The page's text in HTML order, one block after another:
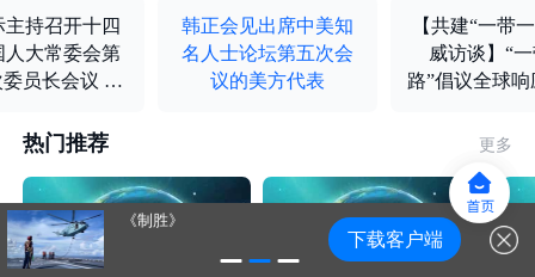
主持召开十四
人大常委会第
员长会议 决
次会议10月
韩正会见出席中美知
名人士论坛第五次会
议的美方代表
【共建“一带
威访谈】“
路”倡议全球
热门推荐 更多
《制胜》
下载客户端